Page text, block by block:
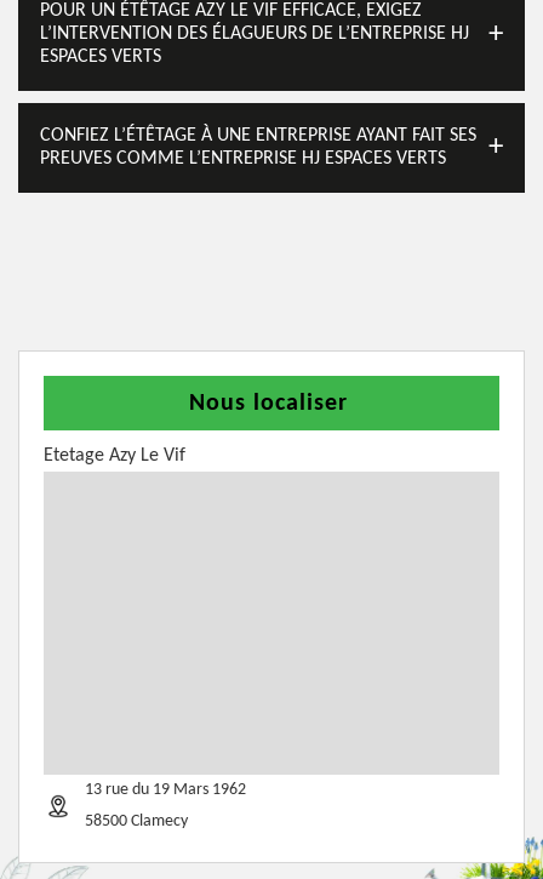
POUR UN ÉTÊTAGE AZY LE VIF EFFICACE, EXIGEZ
L’INTERVENTION DES ÉLAGUEURS DE L’ENTREPRISE HJ
ESPACES VERTS
CONFIEZ L’ÉTÊTAGE À UNE ENTREPRISE AYANT FAIT SES
PREUVES COMME L’ENTREPRISE HJ ESPACES VERTS
Nous localiser
Etetage Azy Le Vif
13 rue du 19 Mars 1962
58500 Clamecy